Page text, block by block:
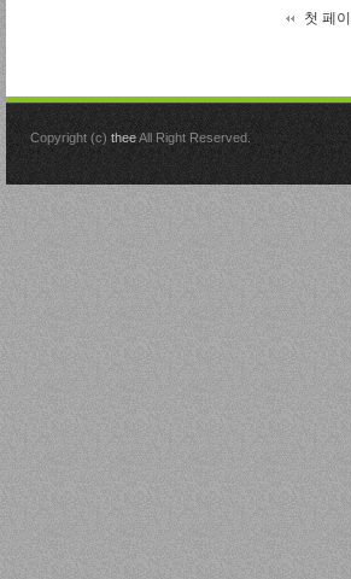
첫 페이
Copyright (c) theeAll Right Reserved.